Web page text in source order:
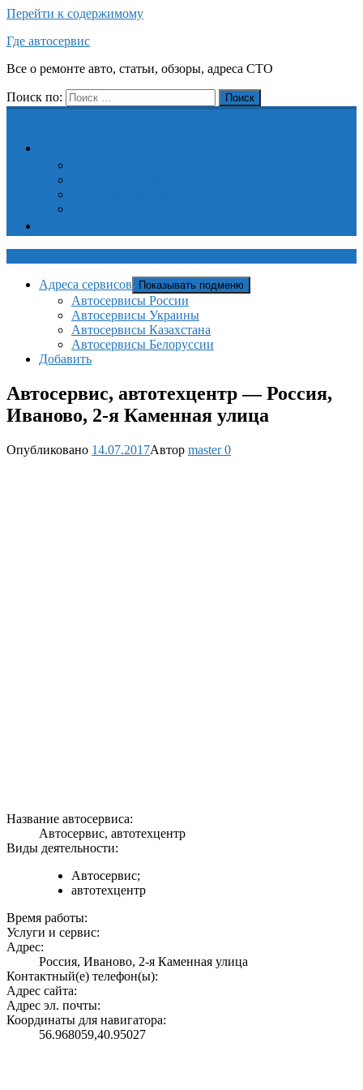
Перейти к содержимому
Где автосервис
Все о ремонте авто, статьи, обзоры, адреса СТО
Поиск по: Поиск
Адреса сервисов Показывать подменю
Автосервисы России
Автосервисы Украины
Автосервисы Казахстана
Автосервисы Белоруссии
Добавить
Автосервис, автотехцентр — Россия,
Иваново, 2-я Каменная улица
Опубликовано 14.07.2017Автор master0
Название автосервиса:
Автосервис, автотехцентр
Виды деятельности:
Автосервис;
автотехцентр
Время работы:
Услуги и сервис:
Адрес:
Россия, Иваново, 2-я Каменная улица
Контактный(е) телефон(ы):
Адрес сайта:
Адрес эл. почты:
Координаты для навигатора:
56.968059,40.95027